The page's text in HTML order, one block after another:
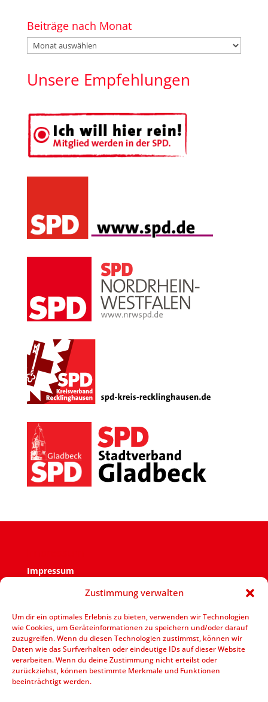
Zustimmung verwalten
Um dir ein optimales Erlebnis zu bieten, verwenden wir Technologien
wie Cookies, um Geräteinformationen zu speichern und/oder darauf
zuzugreifen. Wenn du diesen Technologien zustimmst, können wir
Daten wie das Surfverhalten oder eindeutige IDs auf dieser Website
verarbeiten. Wenn du deine Zustimmung nicht erteilst oder
zurückziehst, können bestimmte Merkmale und Funktionen
beeinträchtigt werden.
Beiträge nach Monat
Beiträge
nach
Unsere Empfehlungen
Impressum
Verantwortlich für den Inhalt ist der SPD Ortsverein
V.i.S.d.P.: Jens Bennarend Goetheplatz 11 – 45964
Gladbeck